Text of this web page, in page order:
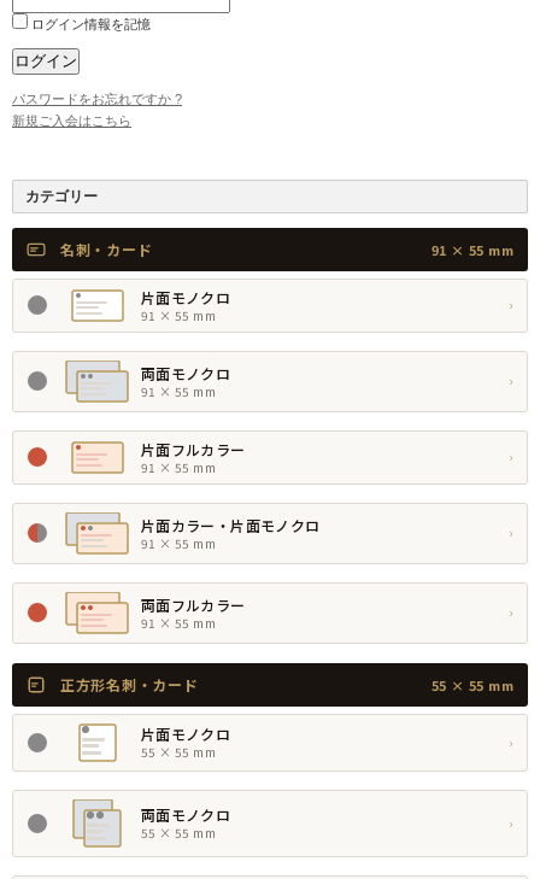
ログイン情報を記憶
パスワードをお忘れですか ?
新規ご入会はこちら
カテゴリー
名刺・カード 91 × 55 mm
片面モノクロ
91 × 55 mm
›
両面モノクロ
91 × 55 mm
›
片面フルカラー
91 × 55 mm
›
片面カラー・片面モノクロ
91 × 55 mm
›
両面フルカラー
91 × 55 mm
›
正方形名刺・カード 55 × 55 mm
片面モノクロ
55 × 55 mm
›
両面モノクロ
55 × 55 mm
›